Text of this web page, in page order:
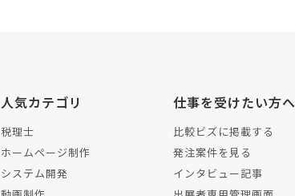
人気カテゴリ
税理士
ホームページ制作
システム開発
仕事を受けたい方へ
比較ビズに掲載する
発注案件を見る
インタビュー記事